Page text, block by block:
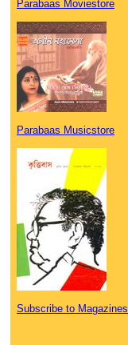
Parabaas Moviestore
Parabaas Musicstore
Subscribe to Magazines